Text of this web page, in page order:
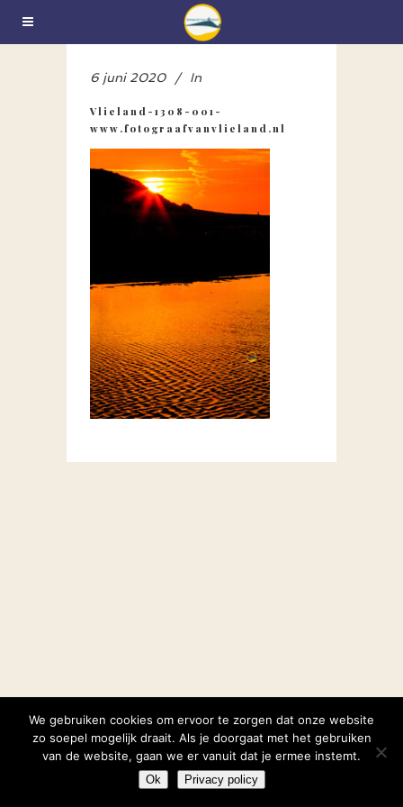
6 juni 2020 In
Vlieland-1308-001-
www.fotograafvanvlieland.nl
We gebruiken cookies om ervoor te zorgen dat onze website
zo soepel mogelijk draait. Als je doorgaat met het gebruiken
van de website, gaan we er vanuit dat je ermee instemt.
Ok Privacy policy